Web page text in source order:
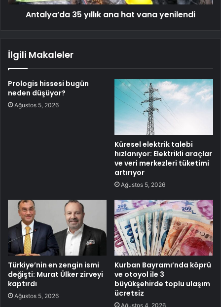
Antalya’da 35 yıllık ana hat vana yenilendi
İlgili Makaleler
Prologis hissesi bugün
neden düşüyor?
Ağustos 5, 2026
Küresel elektrik talebi
hızlanıyor: Elektrikli araçlar
ve veri merkezleri tüketimi
artırıyor
Ağustos 5, 2026
Türkiye’nin en zengin ismi
değişti: Murat Ülker zirveyi
kaptırdı
Ağustos 5, 2026
Kurban Bayramı’nda köprü
ve otoyol ile 3
büyükşehirde toplu ulaşım
ücretsiz
Ağustos 4, 2026